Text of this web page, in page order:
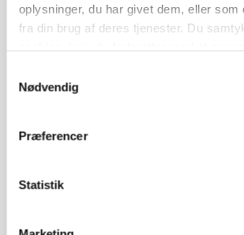
oplysninger, du har givet dem, eller som
fra din brug af deres tjenester. Du
Nødvendig
Præferencer
Statistik
Medarbejdere til
Grise
Kalve